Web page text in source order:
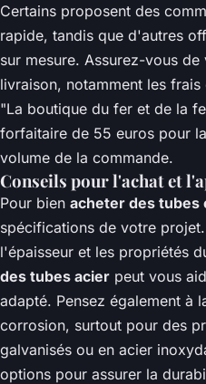
Certains proposent des
rapide, tandis que d'autres
sur mesure. Assurez-vous
livraison, notamment les
"La boutique du fer et de la
forfaitaire de 55 euros pour
volume de la commande.
Conseils pour l'achat et
Pour bien acheter des tubes
spécifications de votre
l'épaisseur et les propriétés
des tubes acier peut vous
adapté. Pensez également à
corrosion, surtout pour des
galvanisés ou en acier
options pour assurer la